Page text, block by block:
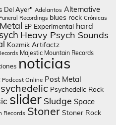
Del Ayer" Adelantos Alternative
Recordings blues rock Crónicas
EP Experimental hard
Heavy Psych Sounds
Kozmik Artifactz
Majestic Mountain Records
noticias
Podcast Online Post Metal
Psychedelic Rock
slider Sludge Space
Records Stoner Stoner Rock